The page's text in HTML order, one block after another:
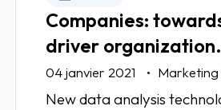
Companies:
driver
04 janvier 2021 Marketing
New data analysis